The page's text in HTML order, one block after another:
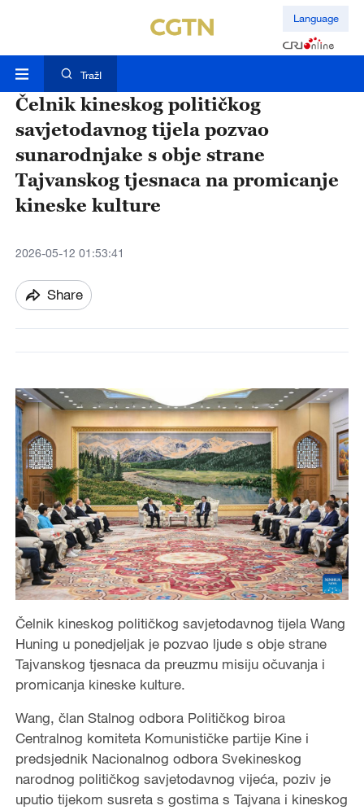
Language
TražI
Čelnik kineskog političkog
savjetodavnog tijela pozvao
sunarodnjake s obje strane
Tajvanskog tjesnaca na promicanje
kineske kulture
2026-05-12 01:53:41
Share
Čelnik kineskog političkog savjetodavnog tijela Wang
Huning u ponedjeljak je pozvao ljude s obje strane
Tajvanskog tjesnaca da preuzmu misiju očuvanja i
promicanja kineske kulture.
Wang, član Stalnog odbora Političkog biroa
Centralnog komiteta Komunističke partije Kine i
predsjednik Nacionalnog odbora Svekineskog
narodnog političkog savjetodavnog vijeća, poziv je
uputio tijekom susreta s gostima s Tajvana i kineskog